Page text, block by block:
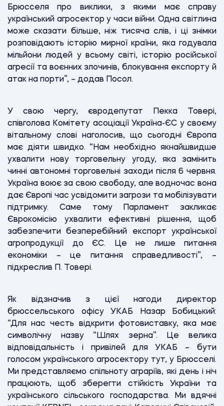
Брюсселя про виклики, з якими має справу
український агросектор у часи війни. Одна світлина
може сказати більше, ніж тисяча слів, і ці знімки
розповідають історію мирної країни, яка годувала
мільйони людей у всьому світі, історію російської
агресії та воєнних злочинів, блокування експорту й
атак на порти”, – додав Посол.
У свою чергу, євродепутат Пекка Товері,
співголова Комітету асоціації Україна-ЄС у своєму
вітальному слові наголосив, що сьогодні Європа
має діяти швидко. “Нам необхідно якнайшвидше
ухвалити нову торговельну угоду, яка замінить
чинні автономні торговельні заходи після 6 червня.
Україна воює за свою свободу, але водночас вона
дає Європі час усвідомити загрози та мобілізувати
підтримку. Саме тому Парламент закликає
Єврокомісію ухвалити ефективні рішення, щоб
забезпечити безперебійний експорт української
агропродукції до ЄС. Це не лише питання
економіки – це питання справедливості”, –
підкреслив П. Товері.
Як відзначив з цієї нагоди директор
брюссельського офісу УКАБ Назар Бобицький:
“Для нас честь відкрити фотовиставку, яка має
символічну назву “Шлях зерна”. Це велика
відповідальність і привілей для УКАБ – бути
голосом українського агросектору тут, у Брюсселі.
Ми представляємо спільноту аграріїв, які день і ніч
працюють, щоб зберегти стійкість України та
українського сільського господарства. Ми вдячні